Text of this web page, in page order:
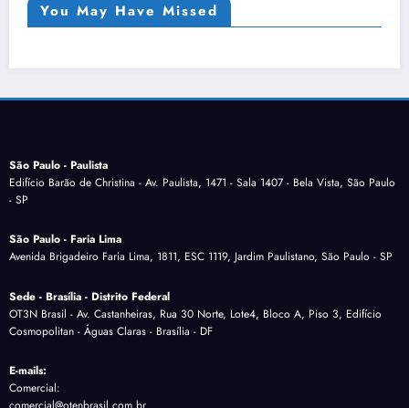
You May Have Missed
São Paulo - Paulista
Edifício Barão de Christina - Av. Paulista, 1471 - Sala 1407 - Bela Vista, São Paulo
- SP
São Paulo - Faria Lima
Avenida Brigadeiro Faria Lima, 1811, ESC 1119, Jardim Paulistano, São Paulo - SP
Sede - Brasília - Distrito Federal
OT3N Brasil - Av. Castanheiras, Rua 30 Norte, Lote4, Bloco A, Piso 3, Edifício
Cosmopolitan - Águas Claras - Brasília - DF
E-mails:
Comercial: